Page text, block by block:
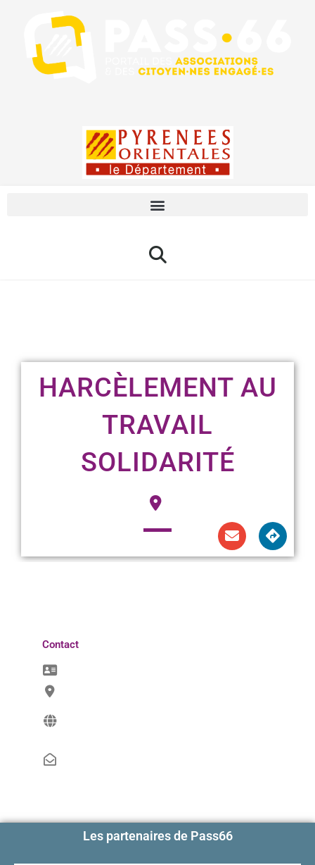
HARCÈLEMENT AU
TRAVAIL
SOLIDARITÉ
Contact
Les partenaires de Pass66